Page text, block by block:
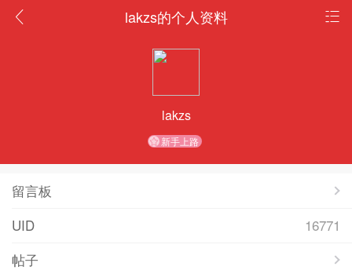
lakzs的个人资料
lakzs
新手上路
留言板
UID
16771
帖子